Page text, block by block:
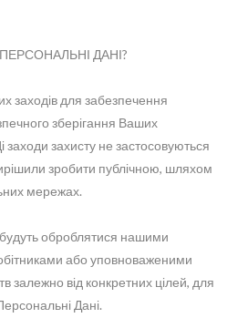
ДАНІ?
заходів для забезпечення
зберігання Ваших
захисту не застосовуються
зробити публічною, шляхом
мережах.
оброблятися нашими
або уповноваженими
залежно від конкретних цілей, для
Дані.